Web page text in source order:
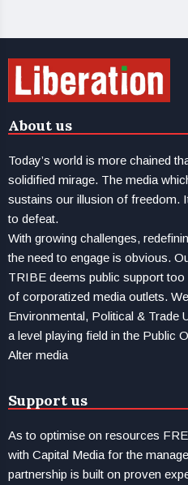
About us
Today’s world is more chained
solidified mirage. The media
sustains our illusion of freedom.
to defeat.
With growing challenges,
the need to engage is obvious.
TRIBE deems public support
of corporatized media outlets.
Environmental, Political & Trade
a level playing field in the Public
Alter media
Support us
As to optimise on resources
with Capital Media for the
partnership is built on proven